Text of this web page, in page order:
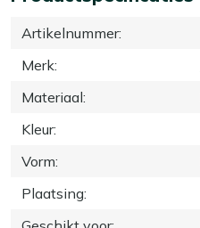
Artikelnummer:
Merk:
Materiaal:
Kleur:
Vorm:
Plaatsing: